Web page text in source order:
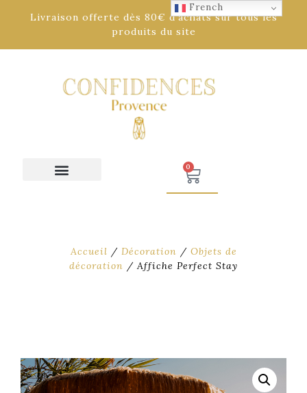
0
Accueil / Décoration / Objets de
décoration / Affiche Perfect Stay
French
Livraison offerte dès 80€ d'achats sur tous les
produits du site